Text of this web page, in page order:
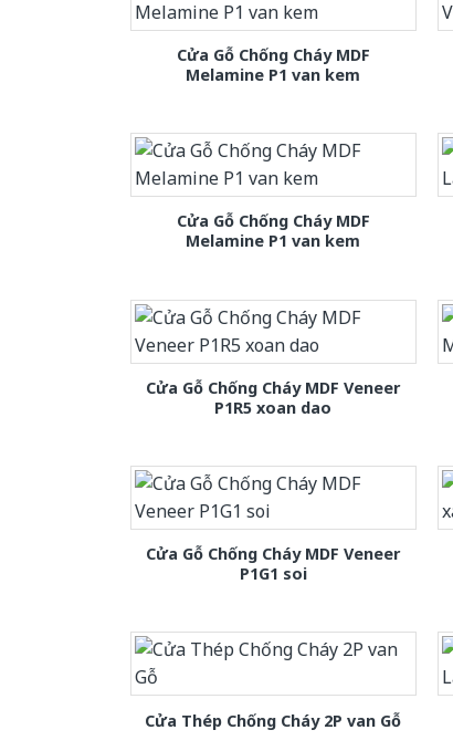
Cửa Gỗ Chống Cháy MDF
Melamine P1 van kem
Cửa Gỗ Chống Cháy MDF
Melamine P1 van kem
Cửa Gỗ Chống Cháy MDF Veneer
P1R5 xoan dao
Cửa Gỗ Chống Cháy MDF Veneer
P1G1 soi
Cửa Thép Chống Cháy 2P van Gỗ